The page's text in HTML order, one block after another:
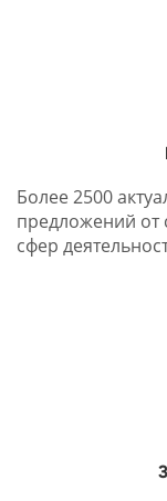
Более 2500
предложений от
сфер